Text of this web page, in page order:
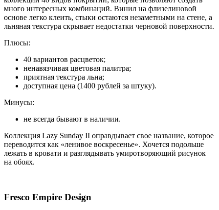
много интересных комбинаций. Винил на флизелиновой
основе легко клеить, стыки остаются незаметными на стене, а
льняная текстура скрывает недостатки черновой поверхности.
Плюсы:
40 вариантов расцветок;
ненавязчивая цветовая палитра;
приятная текстура льна;
доступная цена (1400 рублей за штуку).
Минусы:
не всегда бывают в наличии.
Коллекция Lazy Sunday II оправдывает свое название, которое
переводится как «ленивое воскресенье». Хочется подольше
лежать в кровати и разглядывать умиротворяющий рисунок
на обоях.
Fresco Empire Design